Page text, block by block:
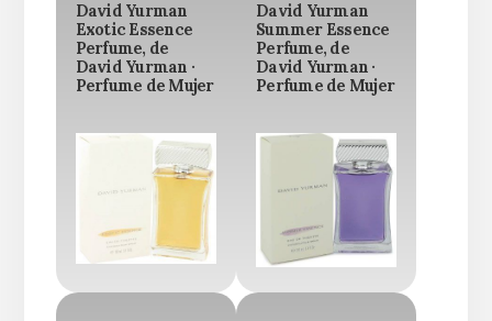
David Yurman
Exotic Essence
Perfume, de
David Yurman ·
Perfume de Mujer
David Yurman
Summer Essence
Perfume, de
David Yurman ·
Perfume de Mujer